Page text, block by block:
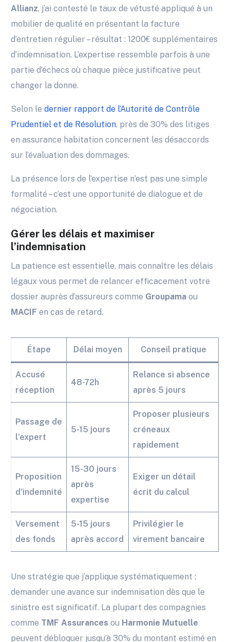
Allianz, j’ai contesté le taux de vétusté appliqué à un
mobilier de qualité en présentant la facture
d’entretien régulier – résultat : 1200€ supplémentaires
d’indemnisation. L’expertise ressemble parfois à une
partie d’échecs où chaque pièce justificative peut
changer la donne.
Selon ledernier rapport de l’Autorité de Contrôle
Prudentiel et de Résolution, près de 30% des litiges
en assurance habitation concernent les désaccords
sur l’évaluation des dommages.
La présence lors de l’expertise n’est pas une simple
formalité – c’est une opportunité de dialogue et de
négociation.
Gérer les délais et maximiser
l’indemnisation
La patience est essentielle, mais connaître les délais
légaux vous permet de relancer efficacement votre
dossier auprès d’assureurs comme Groupama ou
MACIF en cas de retard.
Étape Délai moyen Conseil pratique
Accusé
réception
48-72h
Relance si absence
après 5 jours
Passage de
l’expert
5-15 jours
Proposer plusieurs
créneaux
rapidement
Proposition
d’indemnité
15-30 jours
après
expertise
Exiger un détail
écrit du calcul
Versement
des fonds
5-15 jours
après accord
Privilégier le
virement bancaire
Une stratégie que j’applique systématiquement :
demander une avance sur indemnisation dès que le
sinistre est significatif. La plupart des compagnies
comme TMF Assurances ou Harmonie Mutuelle
peuvent débloquer jusqu’à 30% du montant estimé en